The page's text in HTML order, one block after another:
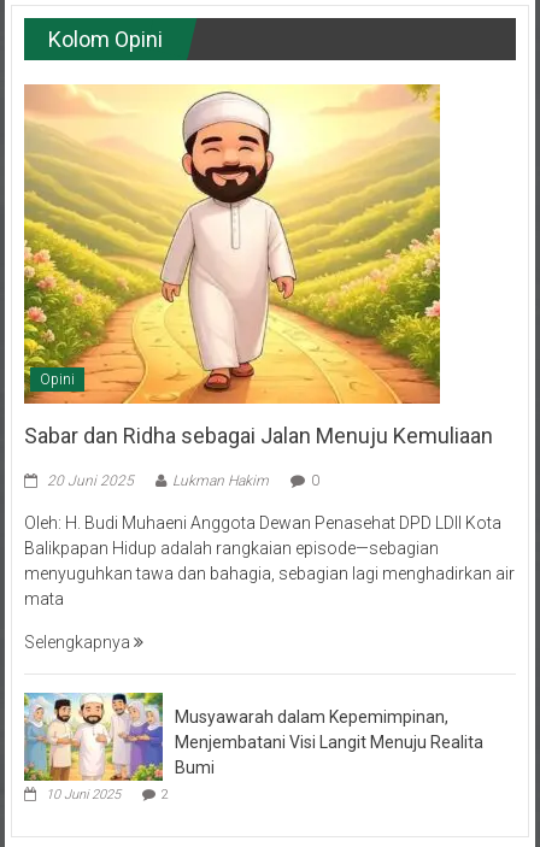
Kolom Opini
Opini
Sabar dan Ridha sebagai Jalan Menuju Kemuliaan
Balikpapan Hidup adalah rangkaian episode—sebagian
menyuguhkan tawa dan bahagia, sebagian lagi menghadirkan air
mata
Menjembatani Visi Langit Menuju Realita
Bumi
10 Juni 2025 2